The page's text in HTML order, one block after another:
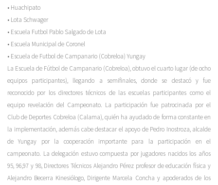
• Huachipato
• Lota Schwager
• Escuela Futbol Pablo Salgado de Lota
• Escuela Municipal de Coronel
• Escuela de Futbol de Campanario (Cobreloa) Yungay
La Escuela de Fútbol de Campanario (Cobreloa), obtuvo el cuarto lugar (de ocho
equipos participantes), llegando a semifinales, donde se destacó y fue
reconocido por los directores técnicos de las escuelas participantes como el
equipo revelación del Campeonato. La participación fue patrocinada por el
Club de Deportes Cobreloa (Calama), quién ha ayudado de forma constante en
la implementación, además cabe destacar el apoyo de Pedro Inostroza, alcalde
de Yungay por la cooperación importante para la participación en el
campeonato. La delegación estuvo compuesta por jugadores nacidos los años
95, 96,97 y 98, Directores Técnicos Alejandro Pérez profesor de educación física y
Alejandro Becerra Kinesiólogo, Dirigente Marcela Concha y apoderados de los